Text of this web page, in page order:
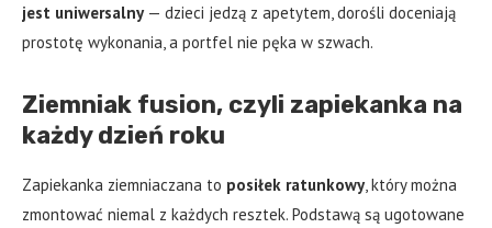
jest uniwersalny— dzieci jedzą z apetytem, dorośli doceniają
prostotę wykonania, a portfel nie pęka w szwach.
Ziemniak fusion, czyli zapiekanka na
każdy dzień roku
Zapiekanka ziemniaczana to posiłek ratunkowy, który można
zmontować niemal z każdych resztek. Podstawą są ugotowane